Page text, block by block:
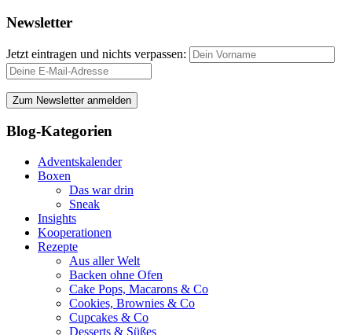
Newsletter
Jetzt eintragen und nichts verpassen:
Blog-Kategorien
Adventskalender
Boxen
Das war drin
Sneak
Insights
Kooperationen
Rezepte
Aus aller Welt
Backen ohne Ofen
Cake Pops, Macarons & Co
Cookies, Brownies & Co
Cupcakes & Co
Desserts & Süßes